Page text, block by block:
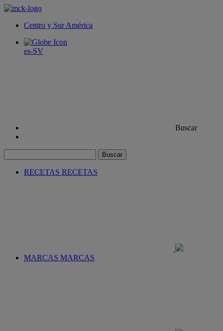
Centro y Sur América
es-SV
Buscar
Buscar
RECETAS RECETAS
MARCAS MARCAS